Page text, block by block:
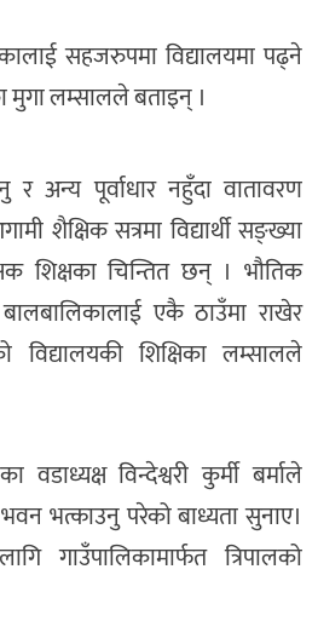
सहजरुपमा विद्यालयमा पढ्ने
मुगा लम्सालले बताइन् ।
अन्य पूर्वाधार नहुँदा वातावरण
शैक्षिक सत्रमा विद्यार्थी सङ्ख्या
शिक्षका चिन्तित छन् । भौतिक
एकै ठाउँमा राखेर
विद्यालयकी शिक्षिका लम्सालले
वडाध्यक्ष विन्देश्वरी कुर्मी बर्माले
भत्काउनु परेको बाध्यता सुनाए।
गाउँपालिकामार्फत त्रिपालको